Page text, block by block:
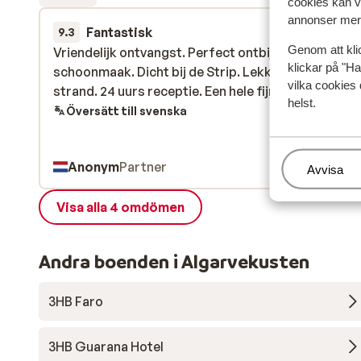
annonser
Genom att
klickar på
vilka cookies
helst.
Hantera
Avvisa
9.3 Fantastisk
Vriendelijk ontvangst. Perfect ontbijt. Dagelijkse
schoonmaak. Dicht bij de Strip. Lekker dicht bij het
strand. 24 uurs receptie. Een hele fijne locatie.
Vriendelijk ontvangst. Perfect ontbijt. Dagelijkse
schoonmaak. Dicht bij de Strip. Lekker dicht bij het
strand. 24 uurs receptie. Een hele fijne locatie.
Översätt till svenska
AnonymPartner
Visa alla 4 omdömen
Andra boenden i Algarvekusten
3HB Faro
3HB Guarana Hotel